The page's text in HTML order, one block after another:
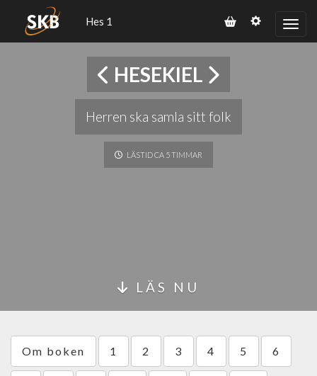
Hes 1
HESEKIEL
Herren ska samla sitt folk
LÄSTID CA 5 TIMMAR
LÄS NU
Om boken 1 2 3 4 5 6